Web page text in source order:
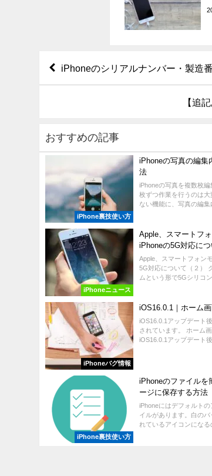
iPhoneのシリアルナンバー・製造
【追
おすすめの記事
iPhone裏技使い方
iPhoneの写真の編集
法
iPhoneの写真を複数枚
枚ずつ作業を行うのは
ない機能に、写真の編
iPhoneニュース
Apple、スマートフ
iPhoneの5G対応に
Apple、スマートフォン
5G対応について（２）
ムという形で5Gシリコ
iPhoneバグ情報
iOS16.0.1｜ホーム
iOS16.0.1アップデート
されています。 ホーム
iOS16.0.1アップデート
iPhone裏技使い方
iPhoneのファイルを
ージに保存する方法
iPhoneにはデフォルト
イルがあります。白の
れているアイコンにな